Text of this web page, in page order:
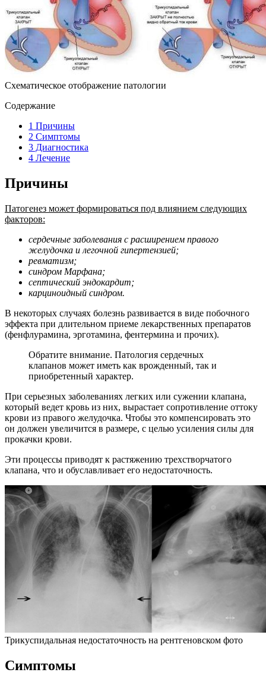
Схематическое отображение патологии
Содержание
1 Причины
2 Симптомы
3 Диагностика
4 Лечение
Причины
Патогенез может формироваться под влиянием следующих
факторов:
сердечные заболевания с расширением правого
желудочка и легочной гипертензией;
ревматизм;
синдром Марфана;
септический эндокардит;
карциноидный синдром.
В некоторых случаях болезнь развивается в виде побочного
эффекта при длительном приеме лекарственных препаратов
(фенфлурамина, эрготамина, фентермина и прочих).
Обратите внимание. Патология сердечных
клапанов может иметь как врожденный, так и
приобретенный характер.
При серьезных заболеваниях легких или сужении клапана,
который ведет кровь из них, вырастает сопротивление оттоку
крови из правого желудочка. Чтобы это компенсировать это
он должен увеличится в размере, с целью усиления силы для
прокачки крови.
Эти процессы приводят к растяжению трехстворчатого
клапана, что и обуславливает его недостаточность.
Трикуспидальная недостаточность на рентгеновском фото
Симптомы